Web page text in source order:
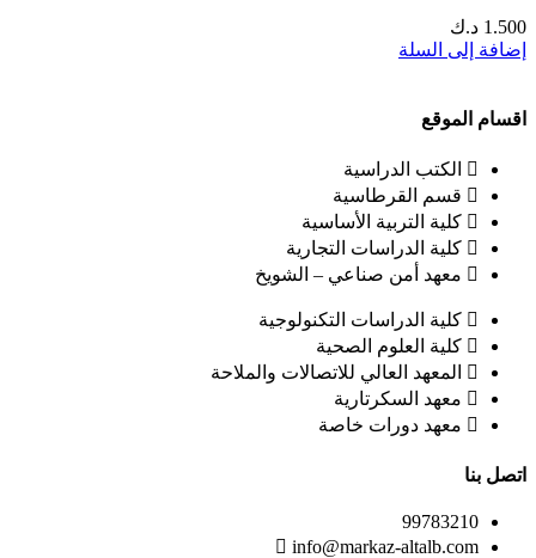
1.500 د.ك
إضافة إلى السلة
اقسام الموقع
الكتب الدراسية
قسم القرطاسية
كلية التربية الأساسية
كلية الدراسات التجارية
معهد أمن صناعي – الشويخ
كلية الدراسات التكنولوجية
كلية العلوم الصحية
المعهد العالي للاتصالات والملاحة
معهد السكرتارية
معهد دورات خاصة
اتصل بنا
99783210
info@markaz-altalb.com